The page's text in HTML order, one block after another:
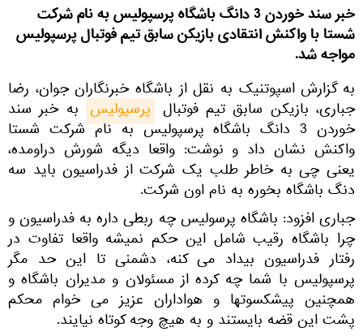
خبر سند خوردن 3 دانگ باشگاه پرسپولیس به نام شرکت
شستا با واکنش انتقادی بازیکن سابق تیم فوتبال پرسپولیس
مواجه شد.
به گزارش اسپوتنیک به نقل از باشگاه خبرنگاران جوان، رضا
جباری، بازیکن سابق تیم فوتبال پرسپولیس به خبر سند
خوردن 3 دانگ باشگاه پرسپولیس به نام شرکت شستا
واکنش نشان داد و نوشت: واقعا دیگه شورش دراومده،
یعنی چی به خاطر طلب یک شرکت از فدراسیون باید سه
دنگ باشگاه بخوره به نام اون شرکت.
جباری افزود: باشگاه پرسولیس چه ربطی داره به فدراسیون و
چرا باشگاه رقیب شامل این حکم نمیشه واقعا تفاوت در
رفتار فدراسیون بیداد می کنه، دشمنی تا این حد مگر
پرسپولیس با شما چه کرده از مسئولان و مدیران باشگاه و
همچنین پیشکسوتها و هواداران عزیز می خوام محکم
پشت این قضه بایستند و به هیچ وجه کوتاه نیایند.